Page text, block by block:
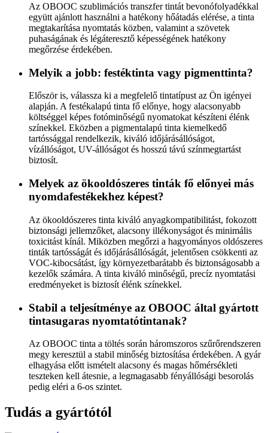
Az OBOOC szublimációs transzfer tintát bevonófolyadékkal
együtt ajánlott használni a hatékony hőátadás elérése, a tinta
megtakarítása nyomtatás közben, valamint a szövetek
puhaságának és légáteresztő képességének hatékony
megőrzése érdekében.
Melyik a jobb: festéktinta vagy pigmenttinta?
Először is, válassza ki a megfelelő tintatípust az Ön igényei
alapján. A festékalapú tinta fő előnye, hogy alacsonyabb
költséggel képes fotóminőségű nyomatokat készíteni élénk
színekkel. Eközben a pigmentalapú tinta kiemelkedő
tartóssággal rendelkezik, kiváló időjárásállóságot,
vízállóságot, UV-állóságot és hosszú távú színmegtartást
biztosít.
Melyek az ökooldószeres tinták fő előnyei más
nyomdafestékekhez képest?
Az ökooldószeres tinta kiváló anyagkompatibilitást, fokozott
biztonsági jellemzőket, alacsony illékonyságot és minimális
toxicitást kínál. Miközben megőrzi a hagyományos oldószeres
tinták tartósságát és időjárásállóságát, jelentősen csökkenti az
VOC-kibocsátást, így környezetbarátabb és biztonságosabb a
kezelők számára. A tinta kiváló minőségű, precíz nyomtatási
eredményeket is biztosít élénk színekkel.
Stabil a teljesítménye az OBOOC által gyártott
tintasugaras nyomtatótintanak?
Az OBOOC tinta a töltés során háromszoros szűrőrendszeren
megy keresztül a stabil minőség biztosítása érdekében. A gyár
elhagyása előtt ismételt alacsony és magas hőmérsékleti
teszteken kell átesnie, a legmagasabb fényállósági besorolás
pedig eléri a 6-os szintet.
Tudás a gyártótól